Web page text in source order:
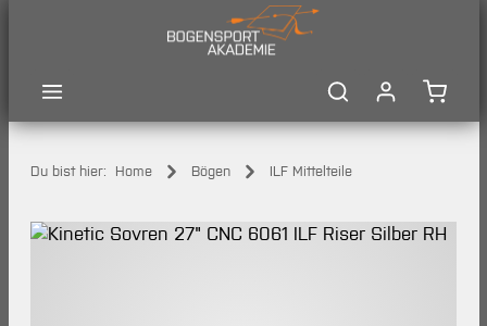
Du bist hier: Home Bögen ILF Mittelteile
Bildergalerie überspringen